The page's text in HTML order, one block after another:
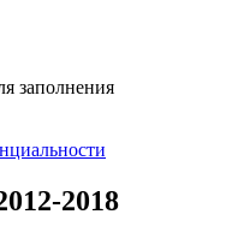
заполнения
2018